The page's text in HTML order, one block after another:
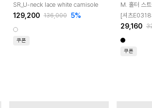
SR_U-neck lace white camisole
129,200 136,000 5%
쿠폰
M. 홀터 스
[셔츠
29,160
쿠폰